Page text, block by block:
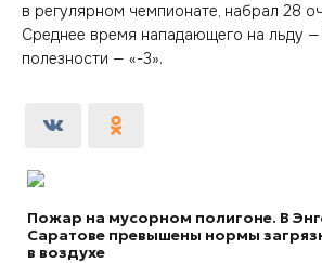
в регулярном чемпионате, набрал 28
Среднее время нападающего на льду —
полезности — «-3».
Пожар на мусорном полигоне. В
Саратове превышены нормы
в воздухе